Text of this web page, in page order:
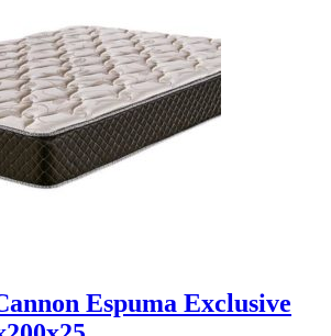
Espuma Exclusive